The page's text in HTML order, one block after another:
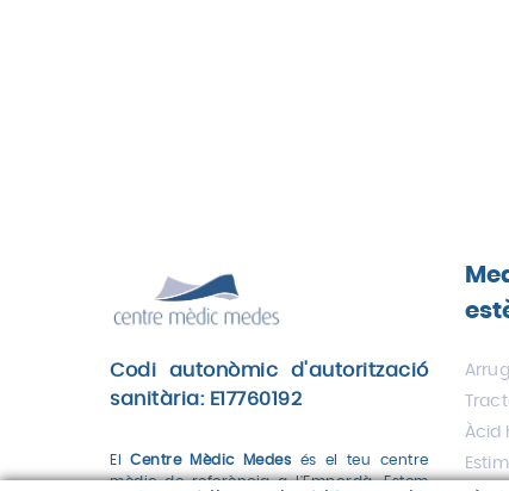
Codi autonòmic d'autorització
sanitària: E17760192
ElCentre Mèdic Medes és el teu centre
mèdic de referència a l'Empordà. Estem
Àcid